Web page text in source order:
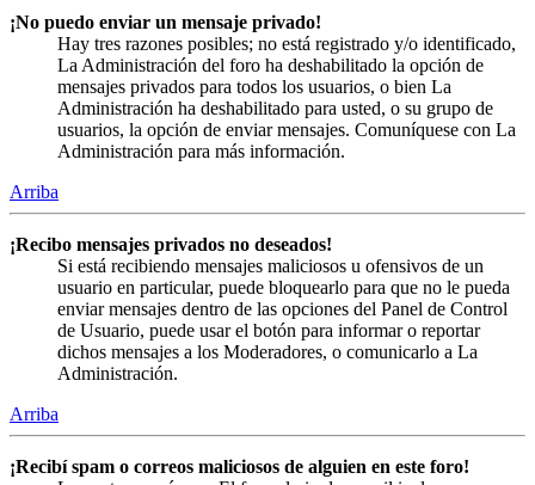
¡No puedo enviar un mensaje privado!
Hay tres razones posibles; no está registrado y/o identificado,
La Administración del foro ha deshabilitado la opción de
mensajes privados para todos los usuarios, o bien La
Administración ha deshabilitado para usted, o su grupo de
usuarios, la opción de enviar mensajes. Comuníquese con La
Administración para más información.
Arriba
¡Recibo mensajes privados no deseados!
Si está recibiendo mensajes maliciosos u ofensivos de un
usuario en particular, puede bloquearlo para que no le pueda
enviar mensajes dentro de las opciones del Panel de Control
de Usuario, puede usar el botón para informar o reportar
dichos mensajes a los Moderadores, o comunicarlo a La
Administración.
Arriba
¡Recibí spam o correos maliciosos de alguien en este foro!